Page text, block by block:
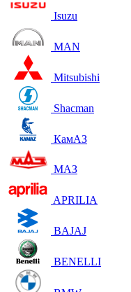
Isuzu
MAN
Mitsubishi
Shacman
КамАЗ
МАЗ
APRILIA
BAJAJ
BENELLI